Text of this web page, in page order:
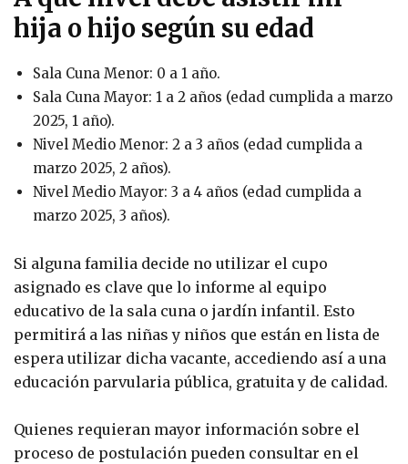
hija o hijo según su edad
Sala Cuna Menor: 0 a 1 año.
Sala Cuna Mayor: 1 a 2 años (edad cumplida a marzo
2025, 1 año).
Nivel Medio Menor: 2 a 3 años (edad cumplida a
marzo 2025, 2 años).
Nivel Medio Mayor: 3 a 4 años (edad cumplida a
marzo 2025, 3 años).
Si alguna familia decide no utilizar el cupo
asignado es clave que lo informe al equipo
educativo de la sala cuna o jardín infantil. Esto
permitirá a las niñas y niños que están en lista de
espera utilizar dicha vacante, accediendo así a una
educación parvularia pública, gratuita y de calidad.
Quienes requieran mayor información sobre el
proceso de postulación pueden consultar en el